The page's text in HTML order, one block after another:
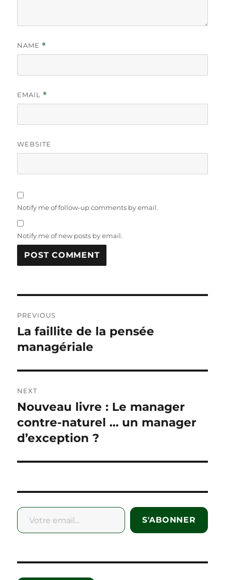
NAME *
EMAIL *
WEBSITE
Notify me of follow-up comments by email.
Notify me of new posts by email.
navigation
PREVIOUS
Previous
post:
La faillite de la pensée
managériale
NEXT
Next
post:
Nouveau livre : Le manager
contre-naturel … un manager
d’exception ?
Votre email...
S'ABONNER